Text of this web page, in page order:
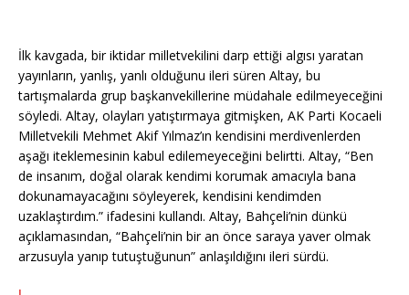
İlk kavgada, bir iktidar milletvekilini darp ettiği algısı yaratan
yayınların, yanlış, yanlı olduğunu ileri süren Altay, bu
tartışmalarda grup başkanvekillerine müdahale edilmeyeceğini
söyledi. Altay, olayları yatıştırmaya gitmişken, AK Parti Kocaeli
Milletvekili Mehmet Akif Yılmaz’ın kendisini merdivenlerden
aşağı iteklemesinin kabul edilemeyeceğini belirtti. Altay, “Ben
de insanım, doğal olarak kendimi korumak amacıyla bana
dokunamayacağını söyleyerek, kendisini kendimden
uzaklaştırdım.” ifadesini kullandı. Altay, Bahçeli’nin dünkü
açıklamasından, “Bahçeli’nin bir an önce saraya yaver olmak
arzusuyla yanıp tutuştuğunun” anlaşıldığını ileri sürdü.